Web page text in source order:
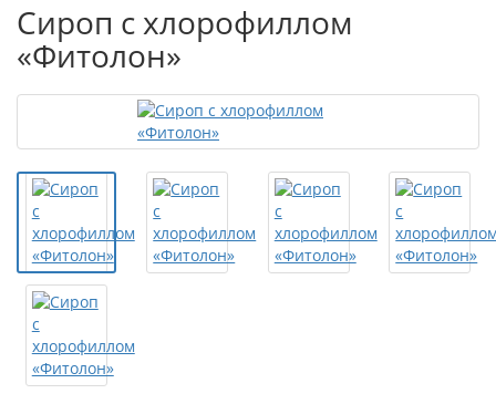
Сироп с хлорофиллом
«Фитолон»